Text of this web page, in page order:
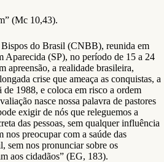
(Mc 10,43).
do Brasil (CNBB), reunida em
Aparecida (SP), no período de 15 a 24
apreensão, a realidade brasileira,
crise que ameaça as conquistas, a
1988, e coloca em risco a ordem
nasce nossa palavra de pastores
exigir de nós que releguemos a
das pessoas, sem qualquer influência
nos preocupar com a saúde das
sem nos pronunciar sobre os
aos cidadãos” (EG, 183).